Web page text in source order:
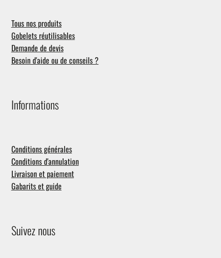
Tous nos produits
Gobelets réutilisables
Demande de devis
Besoin d'aide ou de conseils ?
Informations
Conditions générales
Conditions d'annulation
Livraison et paiement
Gabarits et guide
Suivez nous